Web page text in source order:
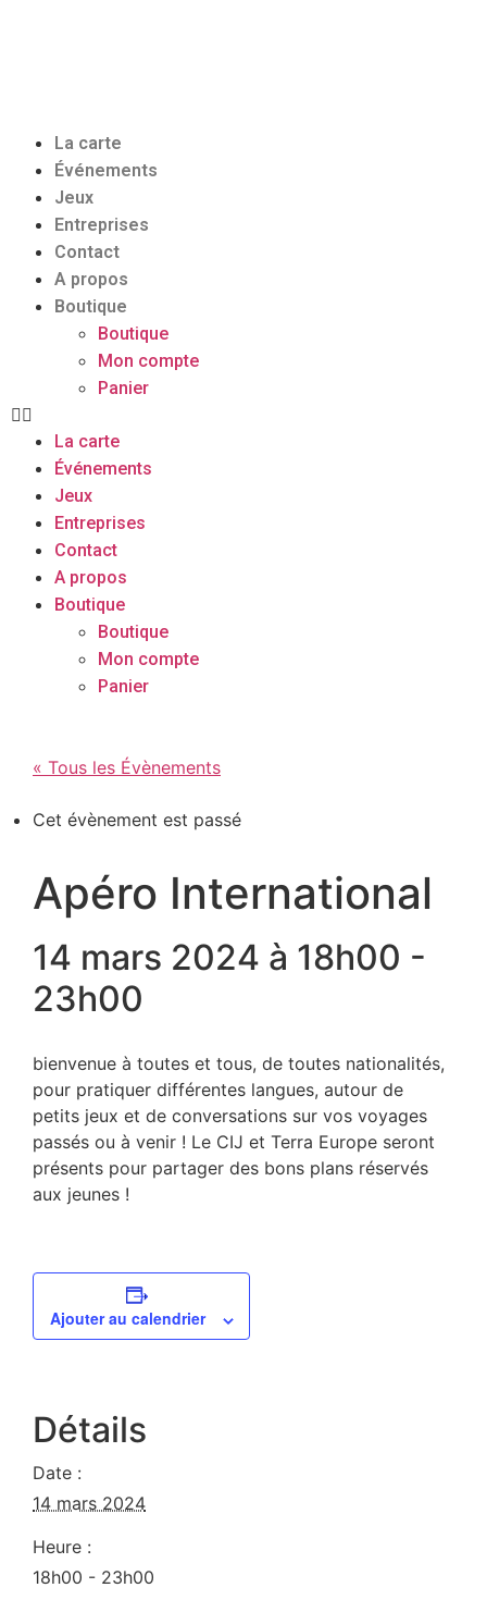
La carte
Événements
Jeux
Entreprises
Contact
A propos
Boutique
Boutique
Mon compte
Panier
La carte
Événements
Jeux
Entreprises
Contact
A propos
Boutique
Boutique
Mon compte
Panier
« Tous les Évènements
Cet évènement est passé
Apéro International
14 mars 2024 à 18h00 -
23h00
bienvenue à toutes et tous, de toutes nationalités,
pour pratiquer différentes langues, autour de
petits jeux et de conversations sur vos voyages
passés ou à venir ! Le CIJ et Terra Europe seront
présents pour partager des bons plans réservés
aux jeunes !
Ajouter au calendrier
Détails
Date :
14 mars 2024
Heure :
18h00 - 23h00